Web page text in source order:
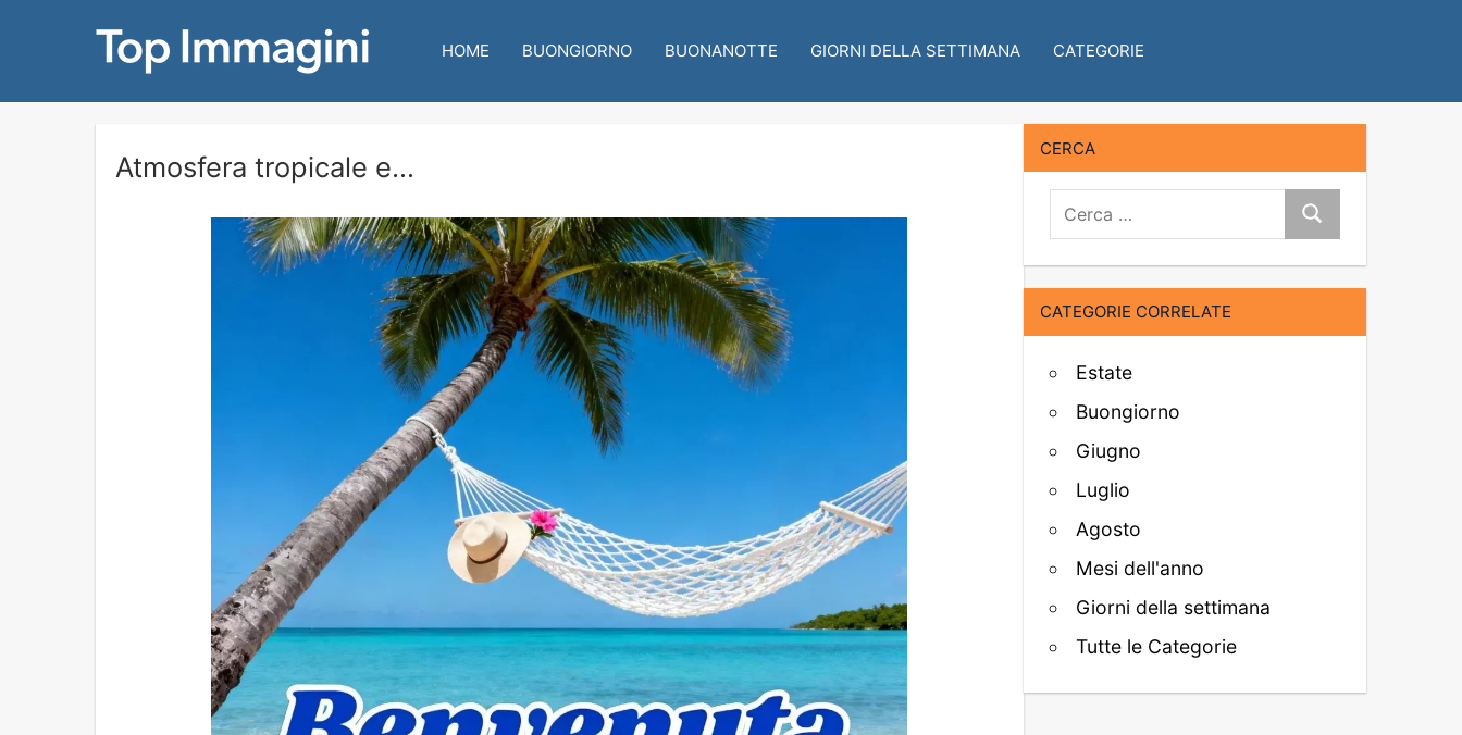
HOME BUONGIORNO BUONANOTTE GIORNI DELLA SETTIMANA CATEGORIE
Atmosfera tropicale e...
CERCA
Cerca:
Cerca
CATEGORIE CORRELATE
Estate
Buongiorno
Giugno
Luglio
Agosto
Mesi dell'anno
Giorni della settimana
Tutte le Categorie